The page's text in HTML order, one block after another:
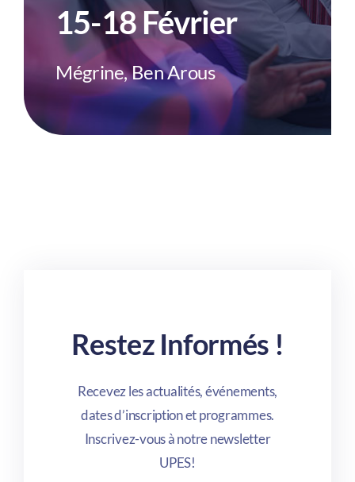
15-18 Février
Mégrine, Ben Arous
Restez Informés !
Recevez les actualités, événements,
dates d’inscription et programmes.
Inscrivez-vous à notre newsletter
UPES!